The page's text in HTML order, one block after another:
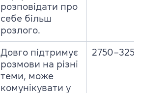
розповідати про
себе більш
розлого.
Довго підтримує
розмови на різні
теми, може
комунікувати у
2750–3250